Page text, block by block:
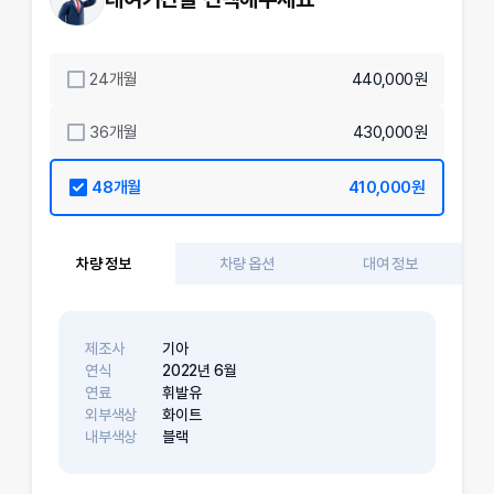
24개월 440,000원
36개월 430,000원
48개월 410,000원
차량 정보 차량 옵션 대여 정보
제조사
기아
연식
2022년 6월
연료
휘발유
외부색상
화이트
내부색상
블랙